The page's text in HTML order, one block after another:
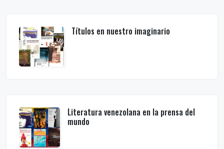
Títulos en nuestro imaginario
Literatura venezolana en la prensa del
mundo